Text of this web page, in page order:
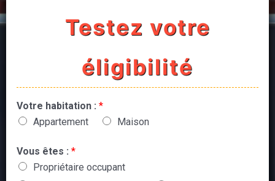
Testez votre
éligibilité
Votre habitation : *
Appartement
Maison
Vous êtes : *
Propriétaire occupant